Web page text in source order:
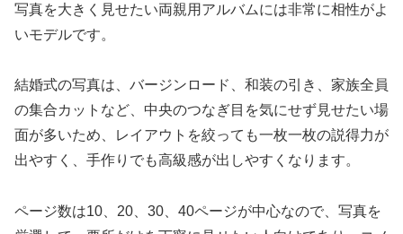
写真を大きく見せたい両親用アルバムには非常に相性がよ
いモデルです。
結婚式の写真は、バージンロード、和装の引き、家族全員
の集合カットなど、中央のつなぎ目を気にせず見せたい場
面が多いため、レイアウトを絞っても一枚一枚の説得力が
出やすく、手作りでも高級感が出しやすくなります。
ページ数は10、20、30、40ページが中心なので、写真を